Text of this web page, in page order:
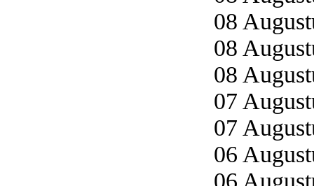
08
08
08
07
07
06
06